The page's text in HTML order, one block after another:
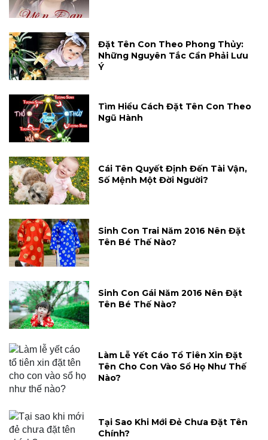
Đặt Tên Con Theo Phong Thủy:
Những Nguyên Tắc Cần Phải Lưu
Ý
Tìm Hiểu Cách Đặt Tên Con Theo
Ngũ Hành
Cái Tên Quyết Định Đến Tài Vận,
Số Mệnh Một Đời Người?
Sinh Con Trai Năm 2016 Nên Đặt
Tên Bé Thế Nào?
Sinh Con Gái Năm 2016 Nên Đặt
Tên Bé Thế Nào?
Làm Lễ Yết Cáo Tổ Tiên Xin Đặt
Tên Cho Con Vào Sổ Họ Như Thế
Nào?
Tại Sao Khi Mới Đẻ Chưa Đặt Tên
Chính?